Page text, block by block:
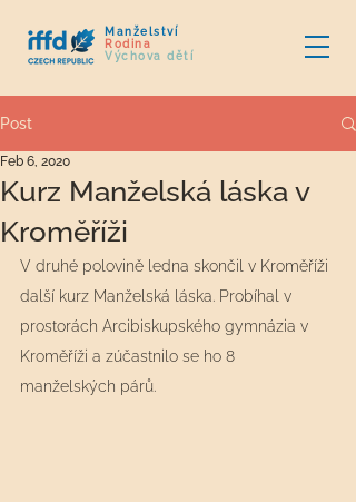
Manželství
Rodina
Výchova dětí
Post
Kurz Manželská láska v
Kroměříži
Feb 6, 2020
V druhé polovině ledna skončil v Kroměříži
další kurz Manželská láska. Probíhal v
prostorách Arcibiskupského gymnázia v
Kroměříži a zúčastnilo se ho 8
manželských párů.